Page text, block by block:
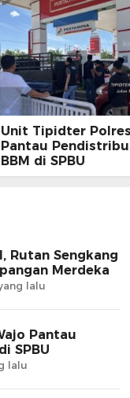
Unit Tipidter
Pantau
BBM di SPBU
Rutan Sengkang
Merdeka
lalu
Pantau
SPBU
lalu